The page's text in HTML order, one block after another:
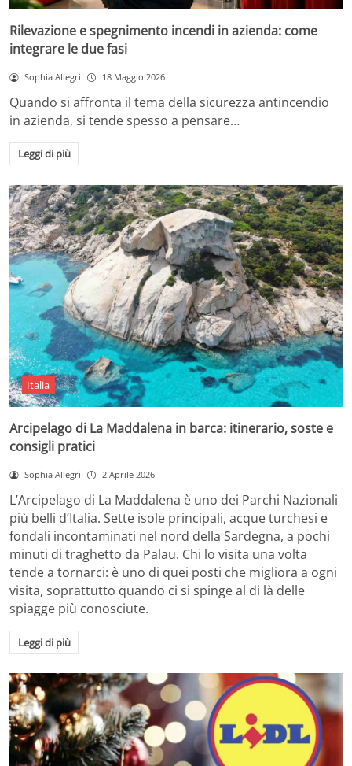
Rilevazione e spegnimento incendi in azienda: come
integrare le due fasi
Sophia Allegri 18 Maggio 2026
Quando si affronta il tema della sicurezza antincendio
in azienda, si tende spesso a pensare…
Leggi di più
Italia
Arcipelago di La Maddalena in barca: itinerario, soste e
consigli pratici
Sophia Allegri 2 Aprile 2026
L’Arcipelago di La Maddalena è uno dei Parchi Nazionali
più belli d’Italia. Sette isole principali, acque turchesi e
fondali incontaminati nel nord della Sardegna, a pochi
minuti di traghetto da Palau. Chi lo visita una volta
tende a tornarci: è uno di quei posti che migliora a ogni
visita, soprattutto quando ci si spinge al di là delle
spiagge più conosciute.
Leggi di più